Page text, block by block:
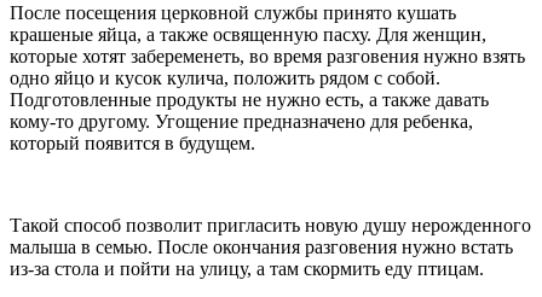
После посещения церковной службы принято кушать
крашеные яйца, а также освященную пасху. Для женщин,
которые хотят забеременеть, во время разговения нужно взять
одно яйцо и кусок кулича, положить рядом с собой.
Подготовленные продукты не нужно есть, а также давать
кому-то другому. Угощение предназначено для ребенка,
который появится в будущем.
Такой способ позволит пригласить новую душу нерожденного
малыша в семью. После окончания разговения нужно встать
из-за стола и пойти на улицу, а там скормить еду птицам.